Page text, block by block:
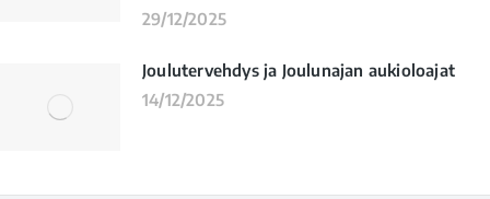
29/12/2025
Joulutervehdys ja Joulunajan aukioloajat
14/12/2025